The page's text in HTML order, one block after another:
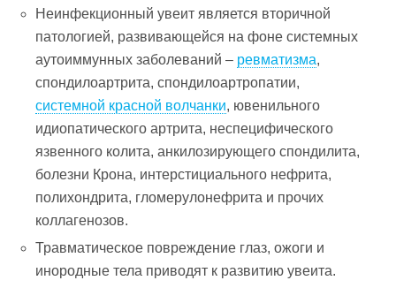
Неинфекционный увеит является вторичной
патологией, развивающейся на фоне системных
аутоиммунных заболеваний – ревматизма,
спондилоартрита, спондилоартропатии,
системной красной волчанки, ювенильного
идиопатического артрита, неспецифического
язвенного колита, анкилозирующего спондилита,
болезни Крона, интерстициального нефрита,
полихондрита, гломерулонефрита и прочих
коллагенозов.
Травматическое повреждение глаз, ожоги и
инородные тела приводят к развитию увеита.